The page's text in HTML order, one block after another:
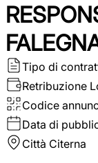
Tipo di
Retribuzione
Codice
Data di
Città Citerna